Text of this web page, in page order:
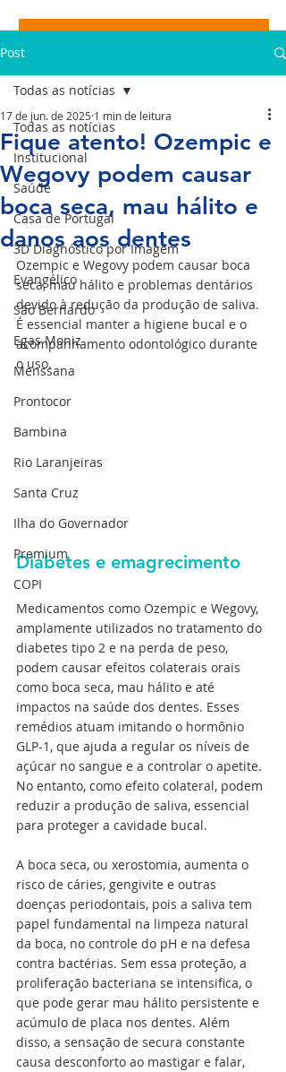
Resultados de exames laboratoriais
Post
Todas as notícias
Institucional
Saúde
Casa de Portugal
3D Diagnóstico por Imagem
Evangélico
São Bernardo
Egas Moniz
Menssana
Prontocor
Bambina
Rio Laranjeiras
Santa Cruz
Ilha do Governador
Premium
COPI
Todas as notícias
Fique atento! Ozempic e
Wegovy podem causar
boca seca, mau hálito e
danos aos dentes
17 de jun. de 2025 1 min de leitura
Ozempic e Wegovy podem causar boca
seca, mau hálito e problemas dentários
devido à redução da produção de saliva.
É essencial manter a higiene bucal e o
acompanhamento odontológico durante
o uso.
Diabetes e emagrecimento
Medicamentos como Ozempic e Wegovy,
amplamente utilizados no tratamento do
diabetes tipo 2 e na perda de peso,
podem causar efeitos colaterais orais
como boca seca, mau hálito e até
impactos na saúde dos dentes. Esses
remédios atuam imitando o hormônio
GLP-1, que ajuda a regular os níveis de
açúcar no sangue e a controlar o apetite.
No entanto, como efeito colateral, podem
reduzir a produção de saliva, essencial
para proteger a cavidade bucal.
A boca seca, ou xerostomia, aumenta o
risco de cáries, gengivite e outras
doenças periodontais, pois a saliva tem
papel fundamental na limpeza natural
da boca, no controle do pH e na defesa
contra bactérias. Sem essa proteção, a
proliferação bacteriana se intensifica, o
que pode gerar mau hálito persistente e
acúmulo de placa nos dentes. Além
disso, a sensação de secura constante
causa desconforto ao mastigar e falar,